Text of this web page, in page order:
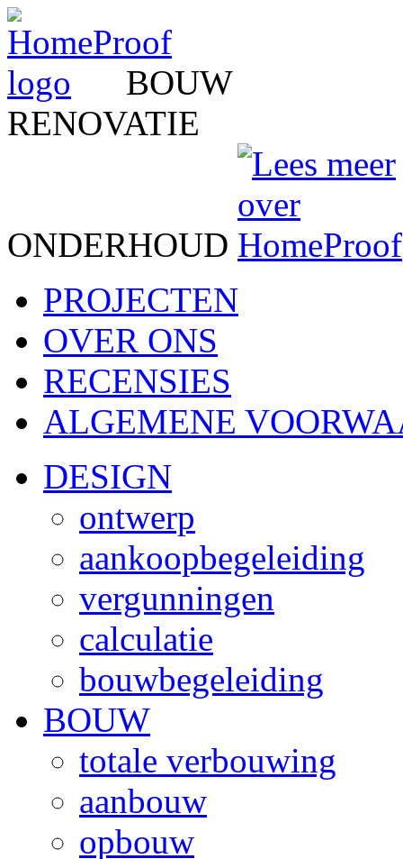
BOUW
RENOVATIE
ONDERHOUD
PROJECTEN
OVER ONS
RECENSIES
ALGEMENE
DESIGN
ontwerp
aankoopbegeleiding
vergunningen
calculatie
bouwbegeleiding
BOUW
totale verbouwing
aanbouw
opbouw